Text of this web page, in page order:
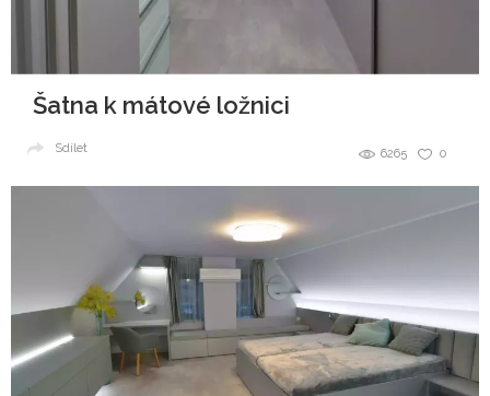
Šatna k mátové ložnici
0
6265
Sdílet